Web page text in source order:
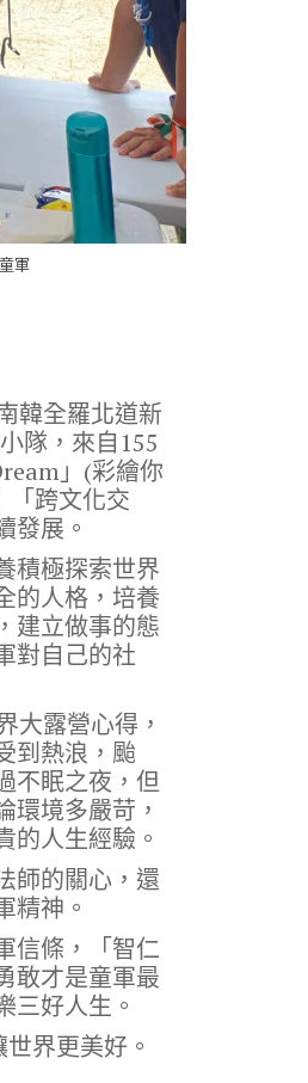
軍
韓全羅北道新
隊，來自155
」(彩繪你
「跨文化交
發展。
積極探索世界
的人格，培養
建立做事的態
對自己的社
大露營心得，
到熱浪，颱
不眠之夜，但
環境多嚴苛，
的人生經驗。
師的關心，還
精神。
信條，「智仁
敢才是童軍最
三好人生。
界更美好。